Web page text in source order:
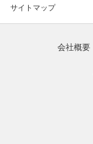
サイトマップ
会社概要